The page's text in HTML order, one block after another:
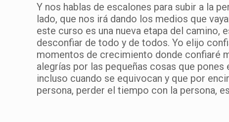
Y nos hablas de escalones para subir a la
lado, que nos irá dando los medios que
este curso es una nueva etapa del camino,
desconfiar de todo y de todos. Yo elijo
momentos de crecimiento donde confiaré
alegrías por las pequeñas cosas que
incluso cuando se equivocan y que por
persona, perder el tiempo con la persona,